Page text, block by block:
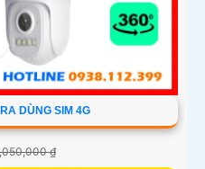
DÙNG SIM 4G
₫